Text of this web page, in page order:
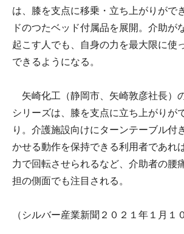
は、膝を支点に移乗・立ち上がりがで
ドのつたベッド付属品を展開。介助が
起こす人でも、自身の力を最大限に使
できるようになる。
矢崎化工（静岡市、矢崎敦彦社長）
シリーズは、膝を支点に立ち上がりが
り。介護施設向けにターンテーブル付
かせる動作を保持できる利用者であれ
力で回転させられるなど、介助者の腰
担の側面でも注目される。
（シルバー産業新聞２０２１年１月１